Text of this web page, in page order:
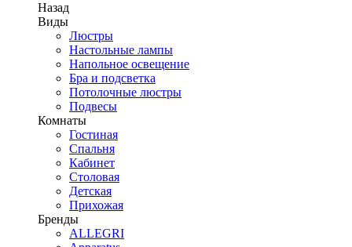
Назад
Виды
Люстры
Настольные лампы
Напольное освещение
Бра и подсветка
Потолочные люстры
Подвесы
Комнаты
Гостиная
Спальня
Кабинет
Столовая
Детская
Прихожая
Бренды
ALLEGRI